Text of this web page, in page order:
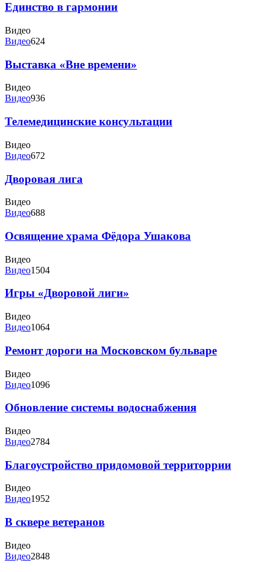
Единство в гармонии
Видео
Видео624
Выставка «Вне времени»
Видео
Видео936
Телемедицинские консультации
Видео
Видео672
Дворовая лига
Видео
Видео688
Освящение храма Фёдора Ушакова
Видео
Видео1504
Игры «Дворовой лиги»
Видео
Видео1064
Ремонт дороги на Московском бульваре
Видео
Видео1096
Обновление системы водоснабжения
Видео
Видео2784
Благоустройство придомовой территоррии
Видео
Видео1952
В сквере ветеранов
Видео
Видео2848